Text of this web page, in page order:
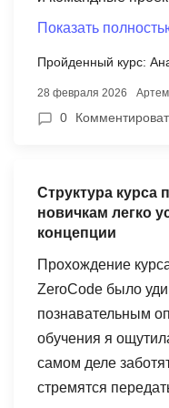
Changellenge. Он
рекомендую этот
изучать
Это создаёт
выстроена
инструментов к
Особенно ценным
выводов и
стейкхолдерам.
преподавателей и
специалистов,
предметную
сильное
взаимодействие с
эффект обучения
возможности для
Показать
Пройденный курс:
28 февраля 2026 Артем
0
Структура курса
новичкам легко
концепции
Прохождение
ZeroCode было
познавательным
обучения я
самом деле
стремятся